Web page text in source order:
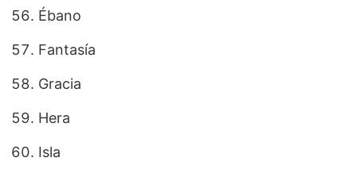
Ébano
Fantasía
Gracia
Hera
Isla